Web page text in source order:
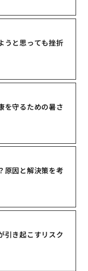
うと思っても挫折
を守るための暑さ
原因と解決策を考
引き起こすリスク